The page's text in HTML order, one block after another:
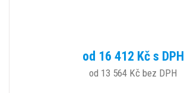
od 16 412 Kč s DPH
od 13 564 Kč bez DPH